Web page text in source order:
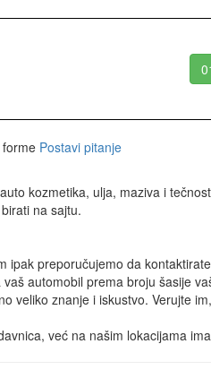
Postavi pitanje
kozmetika, ulja, maziva i
na sajtu.
ipak preporučujemo da
automobil prema broju šasije
veliko znanje i iskustvo. Verujte
već na našim lokacijama